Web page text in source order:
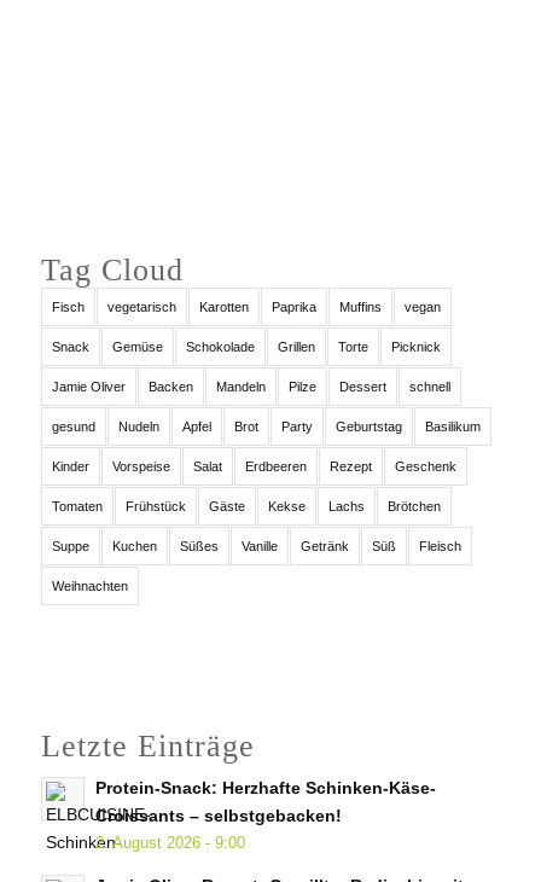
Tag Cloud
Fisch vegetarisch Karotten Paprika Muffins vegan
Snack Gemüse Schokolade Grillen Torte Picknick
Jamie Oliver Backen Mandeln Pilze Dessert schnell
gesund Nudeln Apfel Brot Party Geburtstag Basilikum
Kinder Vorspeise Salat Erdbeeren Rezept Geschenk
Tomaten Frühstück Gäste Kekse Lachs Brötchen
Suppe Kuchen Süßes Vanille Getränk Süß Fleisch
Weihnachten
Letzte Einträge
Protein-Snack: Herzhafte Schinken-Käse-
Croissants – selbstgebacken!
2. August 2026 - 9:00